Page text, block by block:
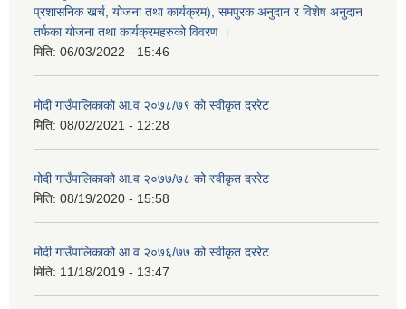
प्रशासनिक खर्च, योजना तथा कार्यक्रम), समपुरक अनुदान र विशेष अनुदान
तर्फका योजना तथा कार्यक्रमहरुको विवरण ।
मिति: 06/03/2022 - 15:46
मोदी गाउँपालिकाको आ.व २०७८/७९ को स्वीकृत दररेट
मिति: 08/02/2021 - 12:28
मोदी गाउँपालिकाको आ.व २०७७/७८ को स्वीकृत दररेट
मिति: 08/19/2020 - 15:58
मोदी गाउँपालिकाको आ.व २०७६/७७ को स्वीकृत दररेट
मिति: 11/18/2019 - 13:47